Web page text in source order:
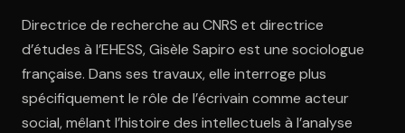
Directrice de recherche au CNRS et directrice
d’études à l’EHESS, Gisèle Sapiro est une sociologue
française. Dans ses travaux, elle interroge plus
spécifiquement le rôle de l’écrivain comme acteur
social, mêlant l’histoire des intellectuels à l’analyse